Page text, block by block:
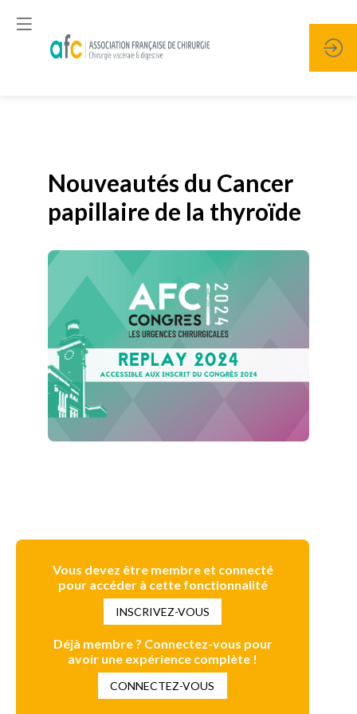
Nouveautés du Cancer
papillaire de la thyroïde
Vous devez être membre et connecté
pour accéder à cette fonctionnalité
INSCRIVEZ-VOUS
Déjà membre ? Connectez-vous pour
avoir une expérience complète !
CONNECTEZ-VOUS